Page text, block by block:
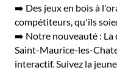
➡️ Des jeux en bois à
compétiteurs, qu'ils
➡️ Notre nouveauté : La
Saint-Maurice-les-
interactif. Suivez la